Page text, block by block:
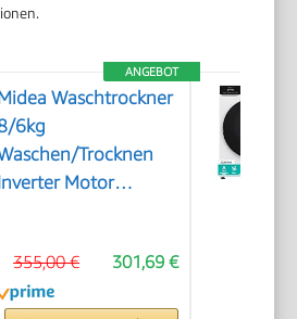
ANGEBOT
Waschtrockner
6kg
Trocknen
Motor
301,69 €
355,00 €